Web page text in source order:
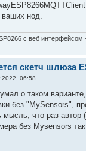
ваших нод.
с веб интерфейсом
скетч шлюза
2022, 06:58
о таком
без "MySensors",
мысль, что раз
без Mysensors